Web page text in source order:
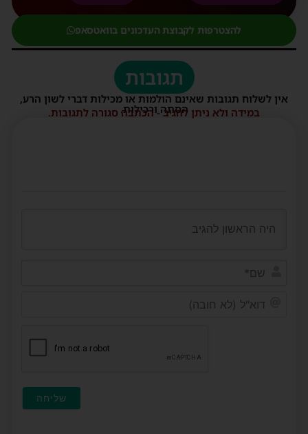
להצטרפות לקבוצת העדכונים בוואטסאפ
תגובות
אין לשלוח תגובות שאינם הולמות או מכילות דברי לשון הרע,
הסתה ורכילות.
במידה ולא ניתן להגיב - הכתבה סגורה לתגובות.